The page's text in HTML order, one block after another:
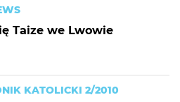
Taize we Lwowie
KATOLICKI 2/2010